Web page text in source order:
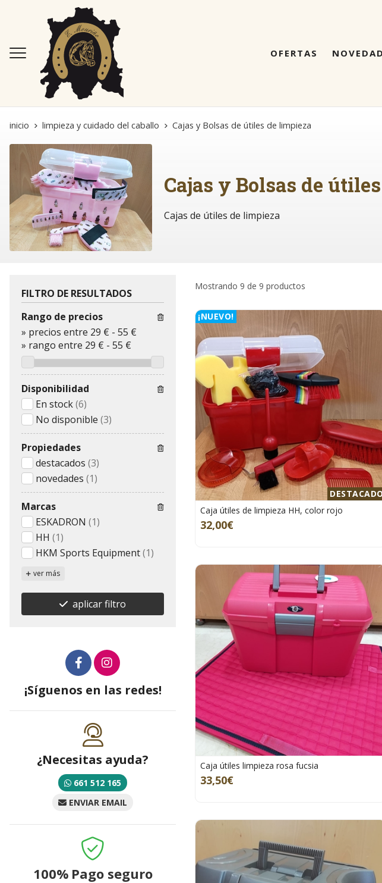
OFERTAS
inicio limpieza y cuidado del caballo Cajas y Bolsas de útiles de limpieza
Cajas y Bolsas de
Cajas de útiles de limpieza
Mostrando 9 de 9 productos
DESTACADO
¡NUEVO!
Caja útiles de limpieza HH, color rojo
32,00€
Caja útiles limpieza rosa fucsia
33,50€
FILTRO DE RESULTADOS
Rango de precios
» precios entre 29 € - 55 €
» rango entre 29 € - 55 €
Disponibilidad
En stock(6)
No disponible (3)
Propiedades
destacados (3)
novedades (1)
Marcas
ESKADRON (1)
HH (1)
HKM Sports Equipment(1)
ver más
aplicar filtro
¡Síguenos en las redes!
¿Necesitas ayuda?
661 512 165
ENVIAR EMAIL
100% Pago seguro